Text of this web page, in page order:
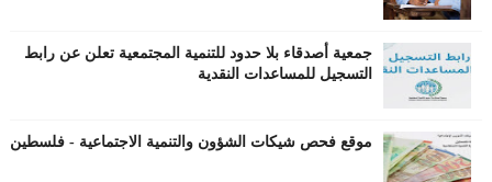
جمعية أصدقاء بلا حدود للتنمية المجتمعية تعلن عن رابط
التسجيل للمساعدات النقدية
موقع فحص شيكات الشؤون والتنمية الاجتماعية - فلسطين